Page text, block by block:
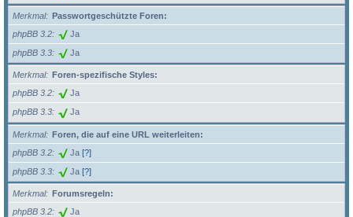
Merkmal
Passwortgeschützte Foren:
phpBB 3.2
Ja
phpBB 3.3 Ja
Merkmal
Foren-spezifische Styles:
phpBB 3.2
Ja
phpBB 3.3 Ja
Merkmal
Foren, die auf eine URL weiterleiten:
phpBB 3.2
Ja [?]
phpBB 3.3 Ja [?]
Merkmal
Forumsregeln:
phpBB 3.2
Ja